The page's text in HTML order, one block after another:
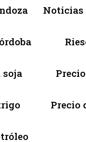
Noticias
soja
Precio